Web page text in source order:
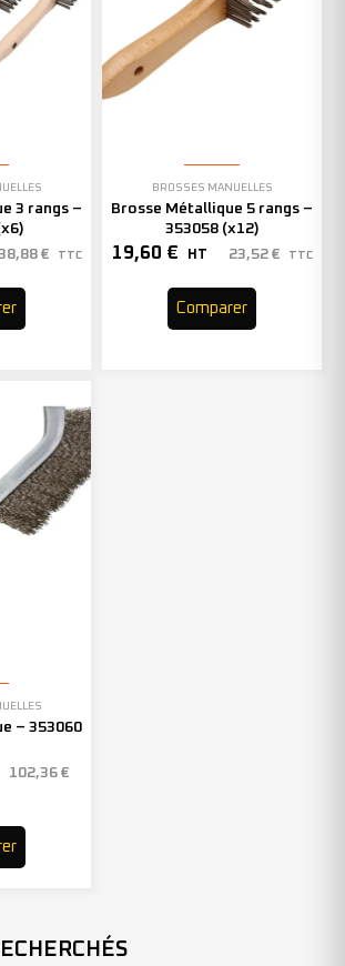
3 rangs –
€ TTC
BROSSES MANUELLES
Brosse Métallique 5 rangs –
353058 (x12)
19,60 € HT 23,52 € TTC
Comparer
– 353060
102,36 €